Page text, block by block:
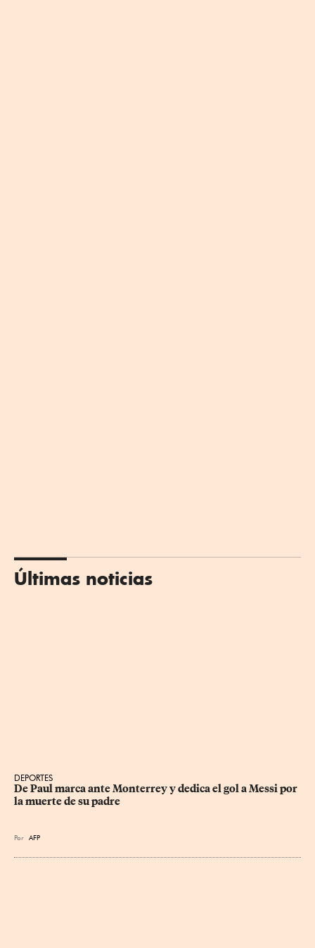
Últimas noticias
DEPORTES
De Paul marca ante Monterrey y dedica el gol a Messi por
la muerte de su padre
Por AFP